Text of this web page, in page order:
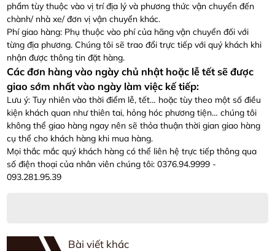
phẩm tùy thuộc vào vị trí địa lý và phương thức vận chuyển đến
chành/ nhà xe/ đơn vị vận chuyển khác.
Phí giao hàng: Phụ thuộc vào phí của hãng vận chuyển đối với
từng địa phương. Chúng tôi sẽ trao đổi trực tiếp với quý khách khi
nhận được thông tin đặt hàng.
Các đơn hàng vào ngày chủ nhật hoặc lễ tết sẽ được
giao sớm nhất vào ngày làm việc kế tiếp:
Lưu ý: Tuy nhiên vào thời điểm lễ, tết… hoặc tùy theo một số điều
kiện khách quan như thiên tai, hỏng hóc phương tiện… chúng tôi
không thể giao hàng ngay nên sẽ thỏa thuận thời gian giao hàng
cụ thể cho khách hàng khi mua hàng.
Mọi thắc mắc quý khách hàng có thể liên hệ trực tiếp thông qua
số điện thoại của nhân viên chúng tôi: 0376.94.9999 -
093.281.95.39
Bài viết khác